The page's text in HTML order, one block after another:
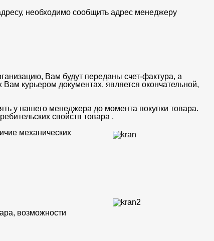
необходимо сообщить адрес менеджеру
Вам будут переданы счет-фактура, а
курьером документах, является окончательной,
у нашего менеджера до момента покупки товара.
свойств товара .
механических
возможности